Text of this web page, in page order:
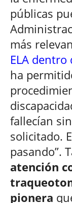
públicas
más
ELA
ha
fallecían
solicitado.
pasando”.
atención
pionera